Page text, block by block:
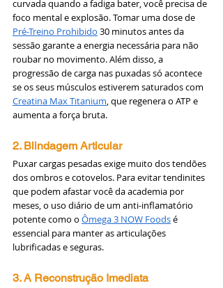
curvada quando a fadiga bater, você precisa de
foco mental e explosão. Tomar uma dose de
Pré-Treino Prohibido 30 minutos antes da
sessão garante a energia necessária para não
roubar no movimento. Além disso, a
progressão de carga nas puxadas só acontece
se os seus músculos estiverem saturados com
Creatina Max Titanium, que regenera o ATP e
aumenta a força bruta.
2. Blindagem Articular
Puxar cargas pesadas exige muito dos tendões
dos ombros e cotovelos. Para evitar tendinites
que podem afastar você da academia por
meses, o uso diário de um anti-inflamatório
potente como o Ômega 3 NOW Foods é
essencial para manter as articulações
lubrificadas e seguras.
3. A Reconstrução Imediata